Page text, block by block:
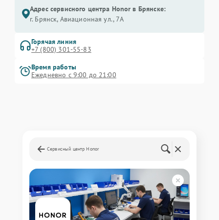
Адрес сервисного центра Honor в Брянске:
г. Брянск, Авиационная ул., 7А
Горячая линия
+7 (800) 301-55-83
Время работы
Ежедневно с 9:00 до 21:00
Сервисный центр Honor